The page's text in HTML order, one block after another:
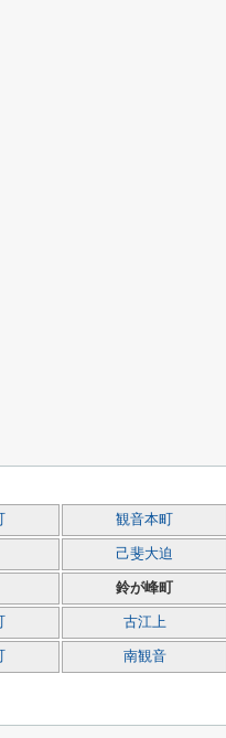
観音本町
己斐大迫
鈴が峰町
古江上
南観音